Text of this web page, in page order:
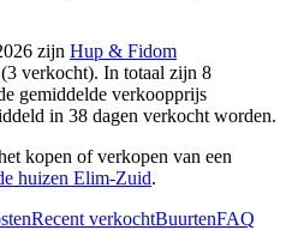
zijn Hup & Fidom
(3 verkocht). In totaal zijn 8
gemiddelde verkoopprijs
in 38 dagen verkocht worden.
kopen of verkopen van een
huizen Elim-Zuid.
Recent verkochtBuurtenFAQ